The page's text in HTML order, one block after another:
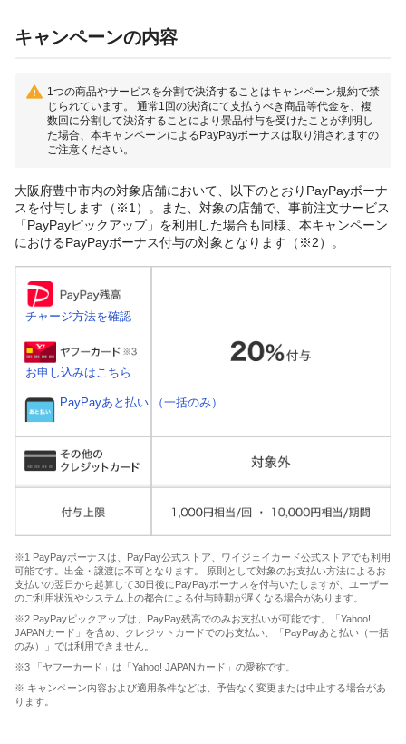
キャンペーンの内容
1つの商品やサービスを分割で決済することはキャンペーン規約で禁
じられています。 通常1回の決済にて支払うべき商品等代金を、複
数回に分割して決済することにより景品付与を受けたことが判明し
た場合、本キャンペーンによるPayPayボーナスは取り消されますの
ご注意ください。
大阪府豊中市内の対象店舗において、以下のとおりPayPayボーナ
スを付与します（※1）。また、対象の店舗で、事前注文サービス
「PayPayピックアップ」を利用した場合も同様、本キャンペーン
におけるPayPayボーナス付与の対象となります（※2）。
チャージ方法を確認
お申し込みはこちら
PayPayあと払い （一括のみ）
※1 PayPayボーナスは、PayPay公式ストア、ワイジェイカード公式ストアでも利用
可能です。出金・譲渡は不可となります。 原則として対象のお支払い方法によるお
支払いの翌日から起算して30日後にPayPayボーナスを付与いたしますが、ユーザー
のご利用状況やシステム上の都合による付与時期が遅くなる場合があります。
※2 PayPayピックアップは、PayPay残高でのみお支払いが可能です。「Yahoo!
JAPANカード」を含め、クレジットカードでのお支払い、「PayPayあと払い（一括
のみ）」では利用できません。
※3 「ヤフーカード」は「Yahoo! JAPANカード」の愛称です。
※ キャンペーン内容および適用条件などは、予告なく変更または中止する場合があ
ります。